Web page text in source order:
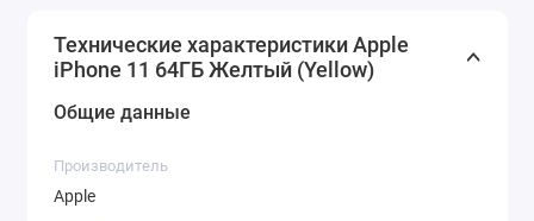
Технические характеристики Apple
iPhone 11 64ГБ Желтый (Yellow)
Общие данные
Производитель
Apple